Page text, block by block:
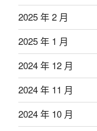
2025 年 2 月
2025 年 1 月
2024 年 12 月
2024 年 11 月
2024 年 10 月